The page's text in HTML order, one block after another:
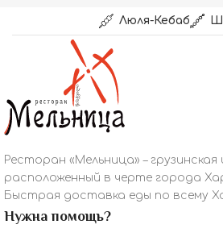
Люля-Кебаб
Ресторан «Мельница» – грузинская
расположенный в черте города
Быстрая доставка еды по всему
Нужна помощь?